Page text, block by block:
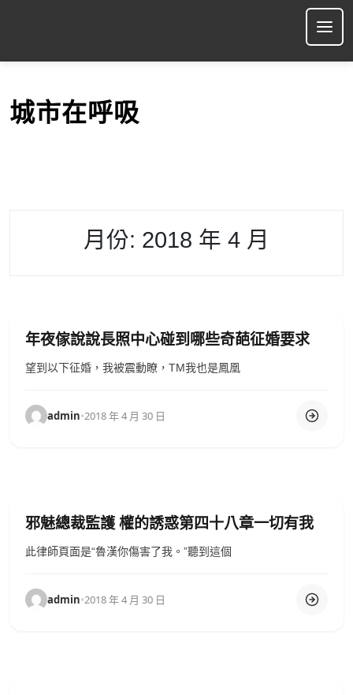
p
城市在呼吸
月份: 2018 年 4 月
年夜傢說說長照中心碰到哪些奇葩征婚要求
望到以下征婚，我被震動瞭，TM我也是鳳凰
admin•2018 年 4 月 30 日
邪魅總裁監護 權的誘惑第四十八章一切有我
此律師頁面是“魯漢你傷害了我。”聽到這個
admin•2018 年 4 月 30 日